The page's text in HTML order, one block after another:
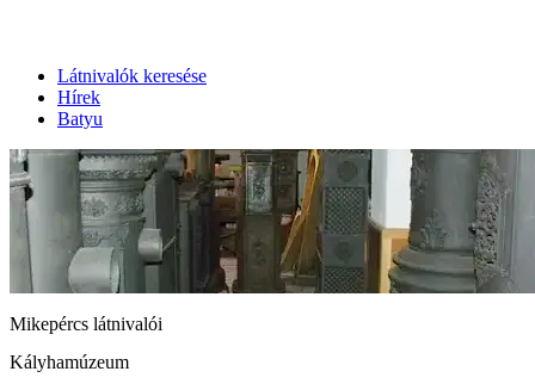
Látnivalók keresése
Hírek
Batyu
Mikepércs látnivalói
Kályhamúzeum